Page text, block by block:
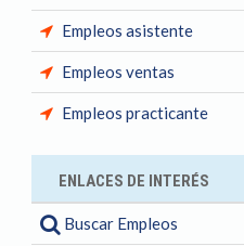
Empleos asistente
Empleos ventas
Empleos practicante
ENLACES DE INTERÉS
Buscar Empleos